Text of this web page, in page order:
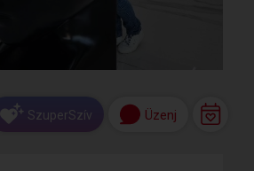
SzuperSzív Üzenj